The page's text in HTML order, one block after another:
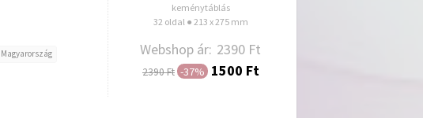
Magyarország
keménytáblás
32 oldal ● 213 x 275 mm
Webshop ár: 2390 Ft
2390 Ft -37% 1500 Ft